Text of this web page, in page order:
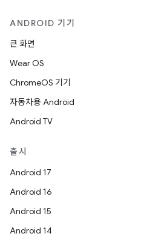
ANDROID 기기
큰 화면
Wear OS
ChromeOS 기기
자동차용 Android
Android TV
출시
Android 17
Android 16
Android 15
Android 14